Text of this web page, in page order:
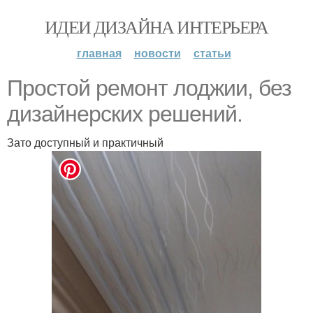
ИДЕИ ДИЗАЙНА ИНТЕРЬЕРА
главная новости статьи
Простой ремонт лоджии, без
дизайнерских решений.
Зато доступный и практичный